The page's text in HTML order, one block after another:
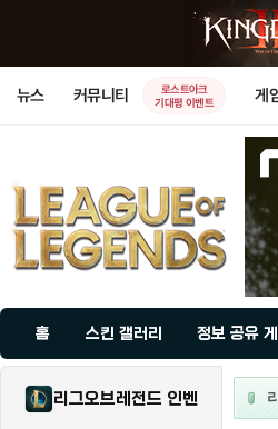
뉴스 커뮤니티
로스트아크
기대평 이벤트
게
홈 스킨 갤러리 정보 공유
리그오브레전드 인벤